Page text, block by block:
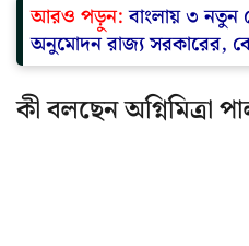
আরও পড়ুন:বাংলায় ৩ নতুন
অনুমোদন রাজ্য সরকারের,
কী বলছেন অগ্নিমিত্রা